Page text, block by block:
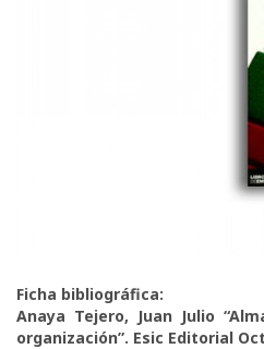
Ficha bibliográfica:
Anaya Tejero, Juan Julio
organización”. Esic Editorial